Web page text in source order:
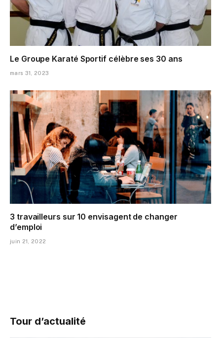
Le Groupe Karaté Sportif célèbre ses 30 ans
mars 31, 2023
3 travailleurs sur 10 envisagent de changer
d’emploi
juin 21, 2022
Tour d’actualité